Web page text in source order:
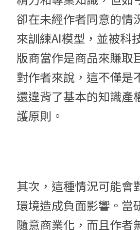
卻在未經作者同意的情
來訓練AI模型，並被科
版商當作是商品來賺取
對作者來說，這不僅是
還違背了基本的知識產
護原則。
其次，這種情況可能會
環境造成負面影響。當
隨意商業化，而且作者